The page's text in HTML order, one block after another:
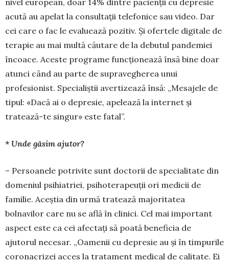
nivel euro­pean, doar 14% dintre pacienții cu depresie
acută au apelat la consultații telefonice sau video. Dar
cei care o fac le evaluează pozitiv. Și ofertele digitale de
terapie au mai multă căutare de la debutul pandemiei
încoace. Aceste programe funcționează însă bine doar
atunci când au parte de supravegherea unui
profesionist. Spe­cialiștii avertizează însă: „Mesajele de
tipul: «Dacă ai o depresie, apelează la internet și
tratează-te sin­gur» este fatal”.
* Unde găsim ajutor?
– Persoanele potrivite sunt doctorii de specia­litate din
domeniul psihiatriei, psihoterapeuții ori medicii de
familie. Aceștia din urmă tratează majoritatea
bolnavilor care nu se află în clinici. Cel mai important
aspect este ca cei afectați să poată beneficia de
ajutorul necesar. „Oamenii cu depresie au și în timpurile
coronacrizei acces la tratament medical de calitate. Ei